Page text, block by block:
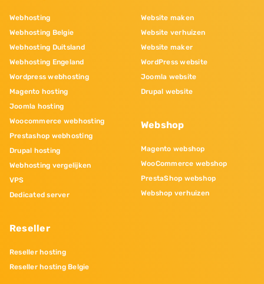
Webhosting
Webhosting Belgie
Webhosting Duitsland
Webhosting Engeland
Wordpress webhosting
Magento hosting
Joomla hosting
Woocommerce webhosting
Prestashop webhosting
Drupal hosting
Webhosting vergelijken
VPS
Dedicated server
Reseller
Reseller hosting
Reseller hosting Belgie
Website maken
Website verhuizen
Website maker
WordPress website
Joomla website
Drupal website
Webshop
Magento webshop
WooCommerce webshop
PrestaShop webshop
Webshop verhuizen